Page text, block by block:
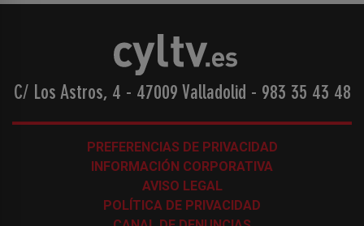
C/ Los Astros, 4 - 47009 Valladolid - 983 35 43 48
PREFERENCIAS DE PRIVACIDAD
INFORMACIÓN CORPORATIVA
AVISO LEGAL
POLÍTICA DE PRIVACIDAD